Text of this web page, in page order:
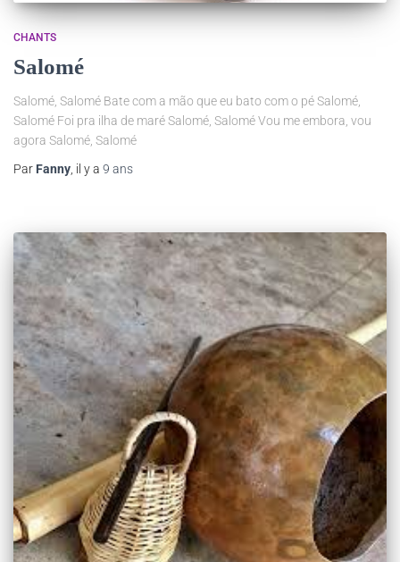
CHANTS
Salomé
Salomé, Salomé Bate com a mão que eu bato com o pé Salomé,
Salomé Foi pra ilha de maré Salomé, Salomé Vou me embora, vou
agora Salomé, Salomé
Par Fanny , il y a 9 ans